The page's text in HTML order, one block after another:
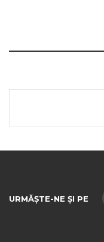
URMĂȘTE-NE ȘI PE